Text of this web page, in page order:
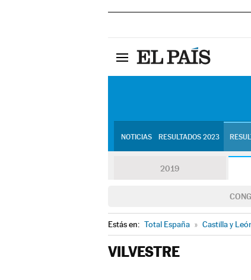
NOTICIAS RESULTADOS 2023
2019
Estás en: Total España » Castilla y
VILVESTRE